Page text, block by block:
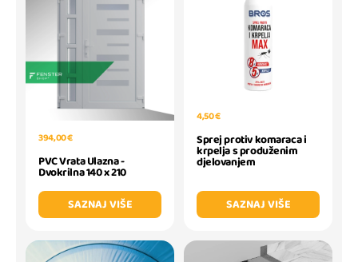
394,00 €
PVC Vrata Ulazna -
Dvokrilna 140 x 210
SAZNAJ VIŠE
4,50 €
Sprej protiv komaraca i
krpelja s produženim
djelovanjem
SAZNAJ VIŠE